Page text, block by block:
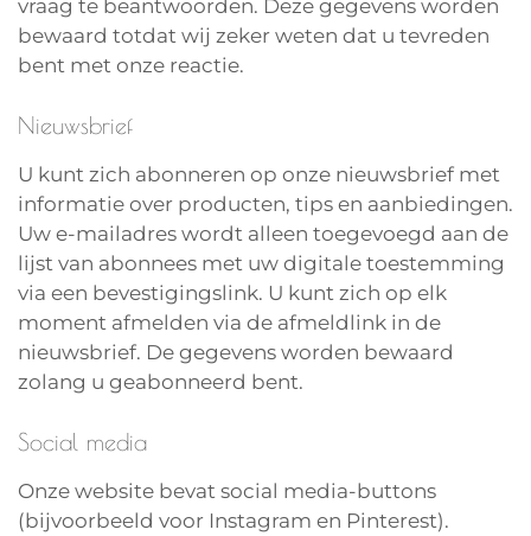
vraag te beantwoorden. Deze gegevens worden
bewaard totdat wij zeker weten dat u tevreden
bent met onze reactie.
Nieuwsbrief
U kunt zich abonneren op onze nieuwsbrief met
informatie over producten, tips en aanbiedingen.
Uw e-mailadres wordt alleen toegevoegd aan de
lijst van abonnees met uw digitale toestemming
via een bevestigingslink. U kunt zich op elk
moment afmelden via de afmeldlink in de
nieuwsbrief. De gegevens worden bewaard
zolang u geabonneerd bent.
Social media
Onze website bevat social media-buttons
(bijvoorbeeld voor Instagram en Pinterest).